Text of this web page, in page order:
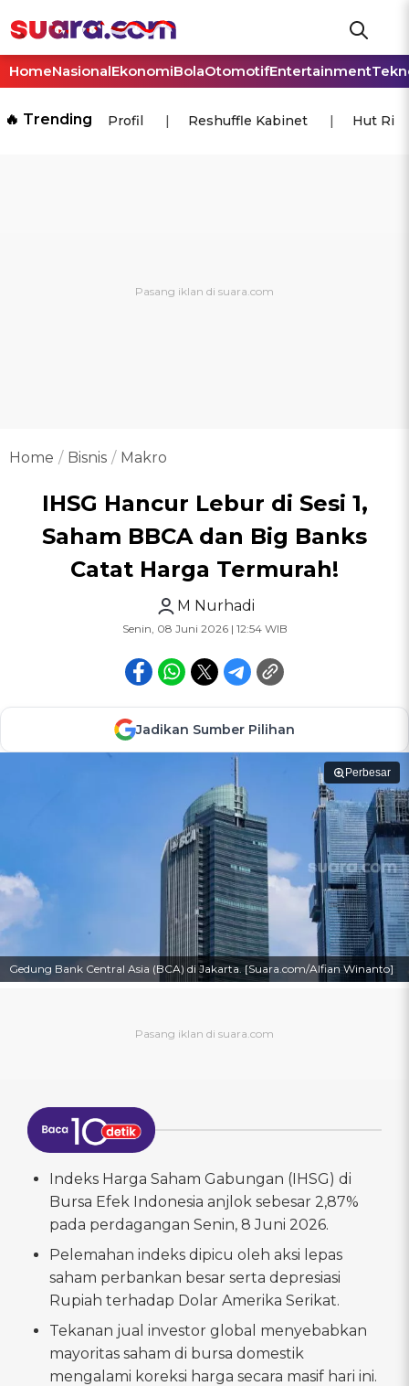
HomeNasionalEkonomiBolaOtomotifEntertainment
🔥 Trending Profil Reshuffle Kabinet Hut Ri
Home Bisnis Makro
IHSG Hancur Lebur di Sesi 1,
Saham BBCA dan Big Banks
Catat Harga Termurah!
M Nurhadi
Senin, 08 Juni 2026 | 12:54 WIB
Jadikan Sumber Pilihan
Perbesar
Gedung Bank Central Asia (BCA) di Jakarta. [Suara.com/Alfian Winanto]
Indeks Harga Saham Gabungan (IHSG) di
Bursa Efek Indonesia anjlok sebesar 2,87%
pada perdagangan Senin, 8 Juni 2026.
Pelemahan indeks dipicu oleh aksi lepas
saham perbankan besar serta depresiasi
Rupiah terhadap Dolar Amerika Serikat.
Tekanan jual investor global menyebabkan
mayoritas saham di bursa domestik
mengalami koreksi harga secara masif hari ini.